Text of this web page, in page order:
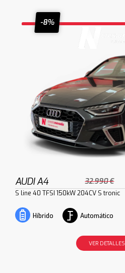
-8%
AUDI A4 32.990 €
S line 40 TFSI 150kW 204CV S tronic
Híbrido Automático
VER DETALLES